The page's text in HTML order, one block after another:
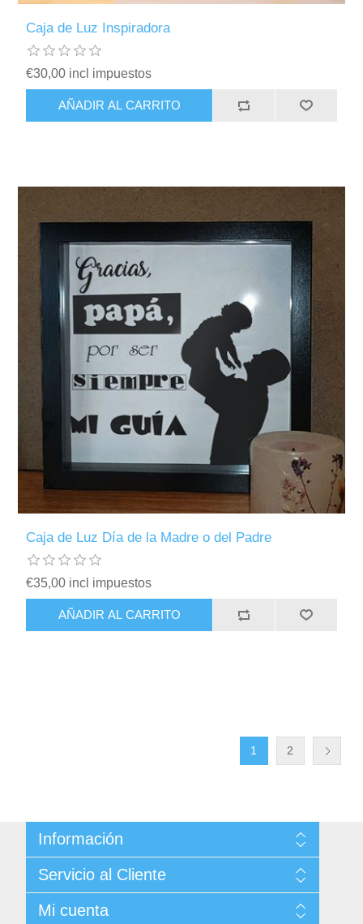
Caja de Luz Inspiradora
€30,00 incl impuestos
AÑADIR AL CARRITO
Caja de Luz Día de la Madre o del Padre
€35,00 incl impuestos
AÑADIR AL CARRITO
1 2
Información
Condiciones de Venta
Politica de Privacidad
Términos y Condiciones de Uso
Servicio al Cliente
Noticias
Mi cuenta